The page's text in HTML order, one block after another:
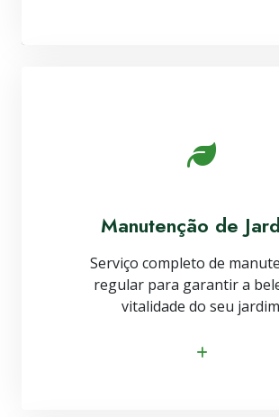
Manutenção de
Serviço completo de
regular para garantir a
vitalidade do seu